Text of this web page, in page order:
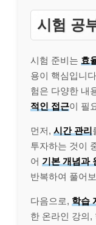
시험 공
시험 준비는 효
용이 핵심입니
험은 다양한 내
적인 접근이 필
먼저, 시간 관리
투자하는 것이
어 기본 개념과
반복하여 풀어
다음으로, 학습
한 온라인 강의,